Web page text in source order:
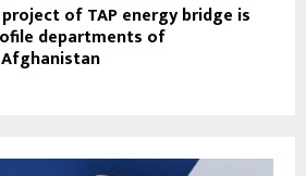
of TAP energy bridge is
departments of